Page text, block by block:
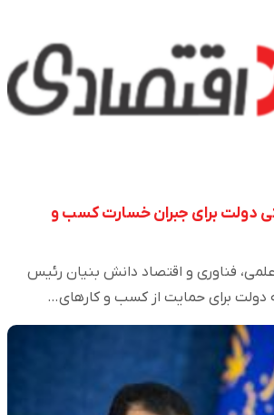
دولت برای جبران خسارت کسب و
علمی، فناوری و اقتصاد دانش بنیان رئیس
دولت برای حمایت از کسب و کارهای…